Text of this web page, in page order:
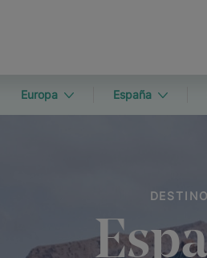
Europa España
DESTINO